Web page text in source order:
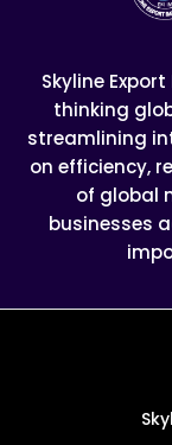
Skyline
thinking
streamlining
on efficiency,
of global
businesses